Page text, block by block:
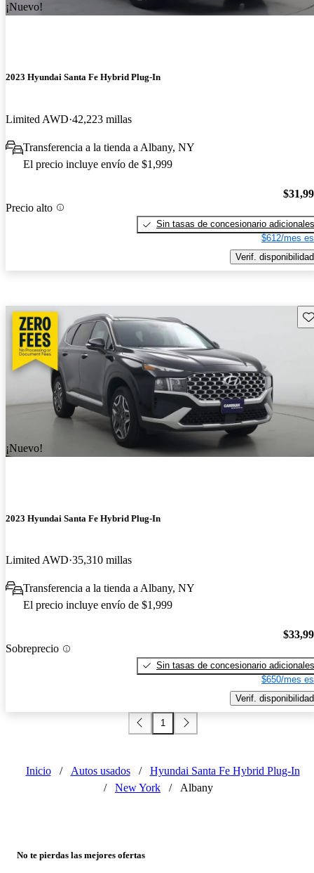
¡Nuevo!
2023 Hyundai Santa Fe Hybrid Plug-In
Limited AWD 42,223 millas
Transferencia a la tienda a Albany, NY
El precio incluye envío de $1,999
Precio alto
Sin tasas de concesionario adicionales
$612/mes
Verif. disponibilidad
¡Nuevo!
2023 Hyundai Santa Fe Hybrid Plug-In
Limited AWD 35,310 millas
Transferencia a la tienda a Albany, NY
El precio incluye envío de $1,999
Sobreprecio
Sin tasas de concesionario adicionales
$650/mes
Verif. disponibilidad
1
Inicio / Autos usados /
Hyundai Santa Fe Hybrid Plug-In
/
New York / Albany
No te pierdas las mejores ofertas